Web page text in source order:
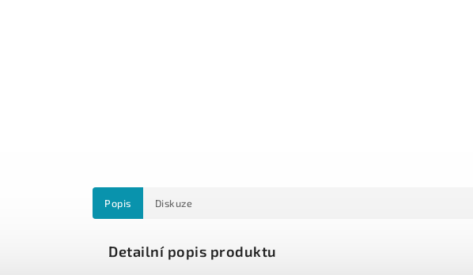
Popis Diskuze
Detailní popis produktu